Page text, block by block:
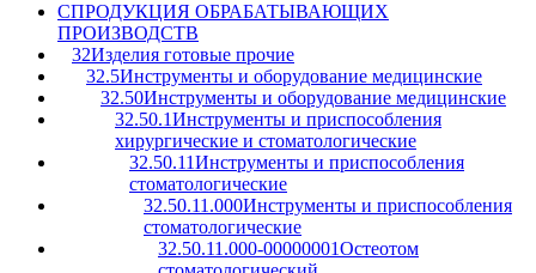
CПРОДУКЦИЯ ОБРАБАТЫВАЮЩИХ
ПРОИЗВОДСТВ
32Изделия готовые прочие
32.5Инструменты и оборудование медицинские
32.50Инструменты и оборудование медицинские
32.50.1Инструменты и приспособления
хирургические и стоматологические
32.50.11Инструменты и приспособления
стоматологические
32.50.11.000Инструменты и приспособления
стоматологические
32.50.11.000-00000001Остеотом